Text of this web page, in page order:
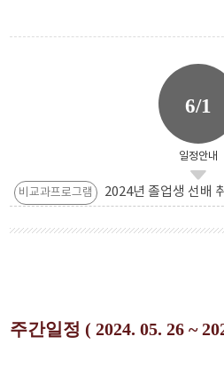
6/1
일정안내
비교과프로그램 2024년 졸업생 선배
주간일정 ( 2024. 05. 26 ~